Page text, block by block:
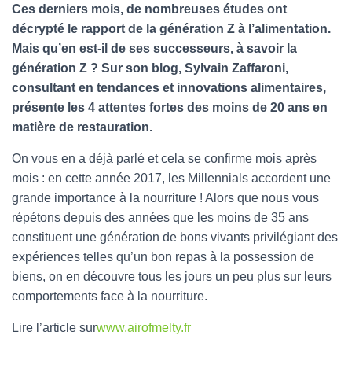
Ces derniers mois, de nombreuses études ont
décrypté le rapport de la génération Z à l’alimentation.
Mais qu’en est-il de ses successeurs, à savoir la
génération Z ? Sur son blog, Sylvain Zaffaroni,
consultant en tendances et innovations alimentaires,
présente les 4 attentes fortes des moins de 20 ans en
matière de restauration.
On vous en a déjà parlé et cela se confirme mois après
mois : en cette année 2017, les Millennials accordent une
grande importance à la nourriture ! Alors que nous vous
répétons depuis des années que les moins de 35 ans
constituent une génération de bons vivants privilégiant des
expériences telles qu’un bon repas à la possession de
biens, on en découvre tous les jours un peu plus sur leurs
comportements face à la nourriture.
Lire l’article surwww.airofmelty.fr